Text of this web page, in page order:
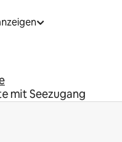
mit Seezugang